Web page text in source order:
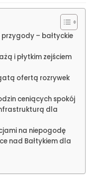
przygody – bałtyckie
i płytkim zejściem
ofertą rozrywek
ceniących spokój
dla
na niepogodę
nad Bałtykiem dla